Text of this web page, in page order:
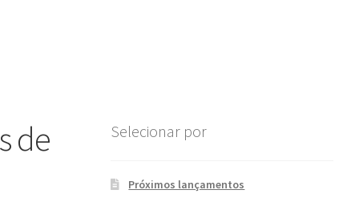
de Selecionar por
Próximos lançamentos